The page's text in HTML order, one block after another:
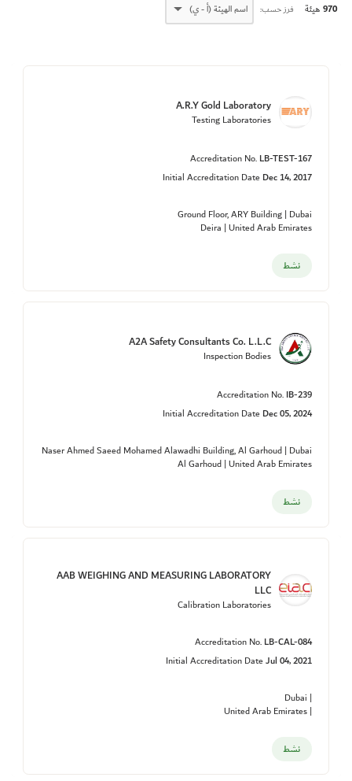
970 هيئة فرز حسب:
A.R.Y Gold Laboratory
Testing Laboratories
Accreditation No. LB-TEST-167
Initial Accreditation Date Dec 14, 2017
Ground Floor, ARY Building | Dubai
Deira | United Arab Emirates
نشط
A2A Safety Consultants Co. L.L.C
Inspection Bodies
Accreditation No. IB-239
Initial Accreditation Date Dec 05, 2024
Naser Ahmed Saeed Mohamed Alawadhi Building, Al Garhoud | Dubai
Al Garhoud | United Arab Emirates
نشط
AAB WEIGHING AND MEASURING LABORATORY
LLC
Calibration Laboratories
Accreditation No. LB-CAL-084
Initial Accreditation DateJul 04, 2021
| Dubai
| United Arab Emirates
نشط